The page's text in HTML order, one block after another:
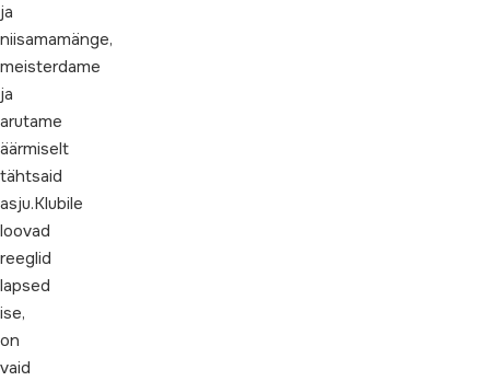
ja
niisamamänge,
meisterdame
ja
arutame
äärmiselt
tähtsaid
asju.Klubile
loovad
reeglid
lapsed
ise,
on
vaid